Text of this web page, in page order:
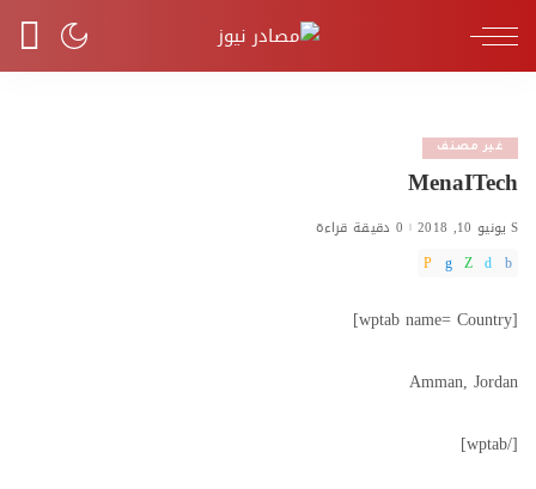
غير مصنف
MenaITech
يونيو 10, 2018 0 دقيقة قراءة
[wptab name= Country]
Amman, Jordan
[/wptab]